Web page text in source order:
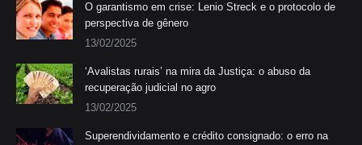
O garantismo em crise: Lenio Streck e o protocolo de
perspectiva de gênero
13/02/2025
‘Avalistas rurais’ na mira da Justiça: o abuso da
recuperação judicial no agro
13/02/2025
Superendividamento e crédito consignado: o erro na